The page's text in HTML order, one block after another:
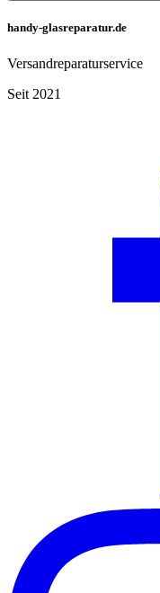
handy-glasreparatur.de
Versandreparaturservice
Seit 2021